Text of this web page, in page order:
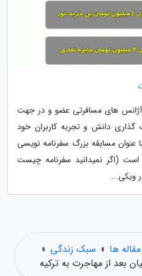
آژانس های مسافرتی عضو و در جهت
دانش و تجربه کاربران خود
عنوان مسابقه بزرگ سفرنامه نویسی
است (اگر نمیدانید سفرنامه چیست
ویکی...
ها » سبک زندگی »